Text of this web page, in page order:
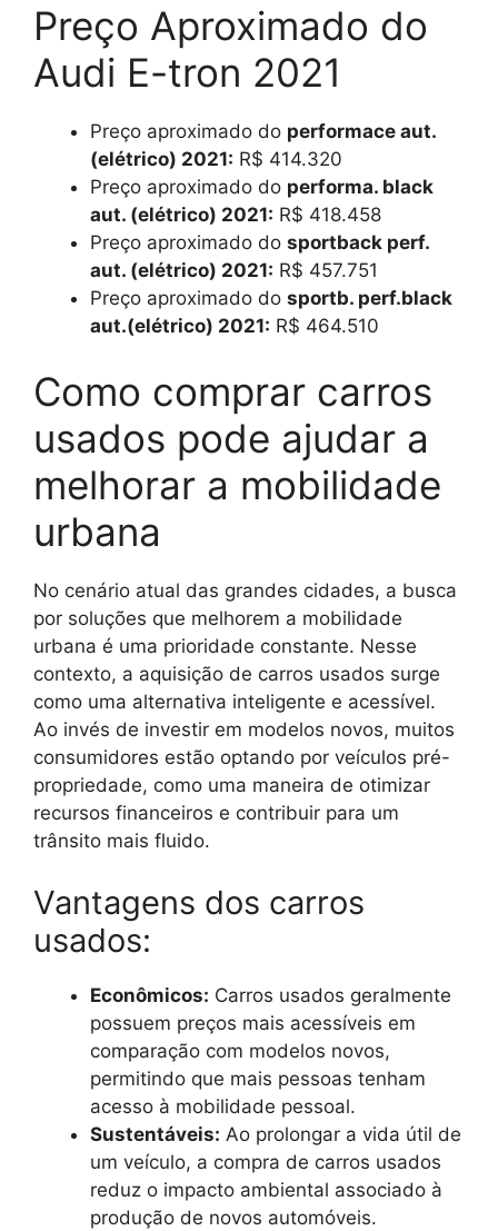
Preço Aproximado do
Audi E-tron 2021
Preço aproximado do performace aut.
(elétrico) 2021: R$ 414.320
Preço aproximado do performa. black
aut. (elétrico) 2021: R$ 418.458
Preço aproximado do sportback perf.
aut. (elétrico) 2021: R$ 457.751
Preço aproximado do sportb. perf.black
aut.(elétrico) 2021: R$ 464.510
Como comprar carros
usados pode ajudar a
melhorar a mobilidade
urbana
No cenário atual das grandes cidades, a busca
por soluções que melhorem a mobilidade
urbana é uma prioridade constante. Nesse
contexto, a aquisição de carros usados surge
como uma alternativa inteligente e acessível.
Ao invés de investir em modelos novos, muitos
consumidores estão optando por veículos pré-
propriedade, como uma maneira de otimizar
recursos financeiros e contribuir para um
trânsito mais fluido.
Vantagens dos carros
usados:
Econômicos: Carros usados geralmente
possuem preços mais acessíveis em
comparação com modelos novos,
permitindo que mais pessoas tenham
acesso à mobilidade pessoal.
Sustentáveis: Ao prolongar a vida útil de
um veículo, a compra de carros usados
reduz o impacto ambiental associado à
produção de novos automóveis.